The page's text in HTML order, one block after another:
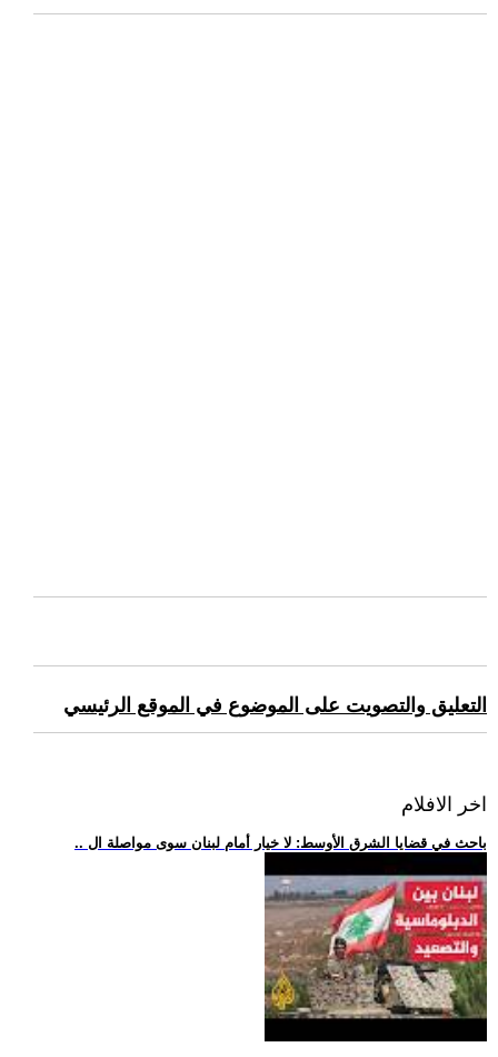
التعليق والتصويت على الموضوع في الموقع الرئيسي
اخر الافلام
.. باحث في قضايا الشرق الأوسط: لا خيار أمام لبنان سوى مواصلة ال